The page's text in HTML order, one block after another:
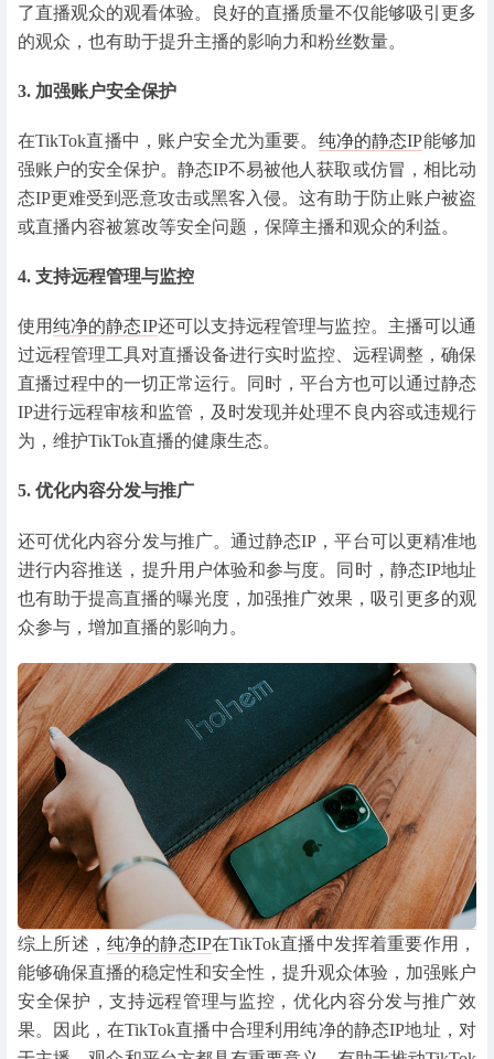
了直播观众的观看体验。良好的直播质量不仅能够吸引更多
的观众，也有助于提升主播的影响力和粉丝数量。
3. 加强账户安全保护
在TikTok直播中，账户安全尤为重要。 纯净的静态IP能够加
强账户的安全保护。静态IP不易被他人获取或仿冒，相比动
态IP更难受到恶意攻击或黑客入侵。这有助于防止账户被盗
或直播内容被篡改等安全问题，保障主播和观众的利益。
4. 支持远程管理与监控
使用纯净的静态IP还可以支持远程管理与监控。主播可以通
过远程管理工具对直播设备进行实时监控、远程调整，确保
直播过程中的一切正常运行。同时，平台方也可以通过静态
IP进行远程审核和监管，及时发现并处理不良内容或违规行
为，维护TikTok直播的健康生态。
5. 优化内容分发与推广
还可优化内容分发与推广。通过静态IP，平台可以更精准地
进行内容推送，提升用户体验和参与度。同时，静态IP地址
也有助于提高直播的曝光度，加强推广效果，吸引更多的观
众参与，增加直播的影响力。
综上所述， 纯净的静态IP在TikTok直播中发挥着重要作用，
能够确保直播的稳定性和安全性，提升观众体验，加强账户
安全保护，支持远程管理与监控，优化内容分发与推广效
果。因此，在TikTok直播中合理利用纯净的静态IP地址，对